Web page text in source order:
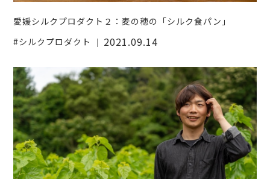
愛媛シルクプロダクト２：麦の穂の「シルク食パン」
シルクプロダクト
2021.09.14